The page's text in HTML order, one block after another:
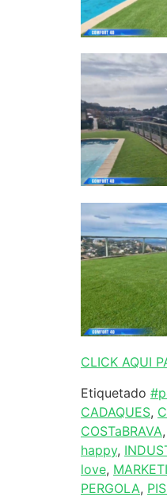
CLICK AQUI
Etiquetado
CADAQUES,
COSTaBRAVA,
happy,
love, MARKETI
PERGOLA,